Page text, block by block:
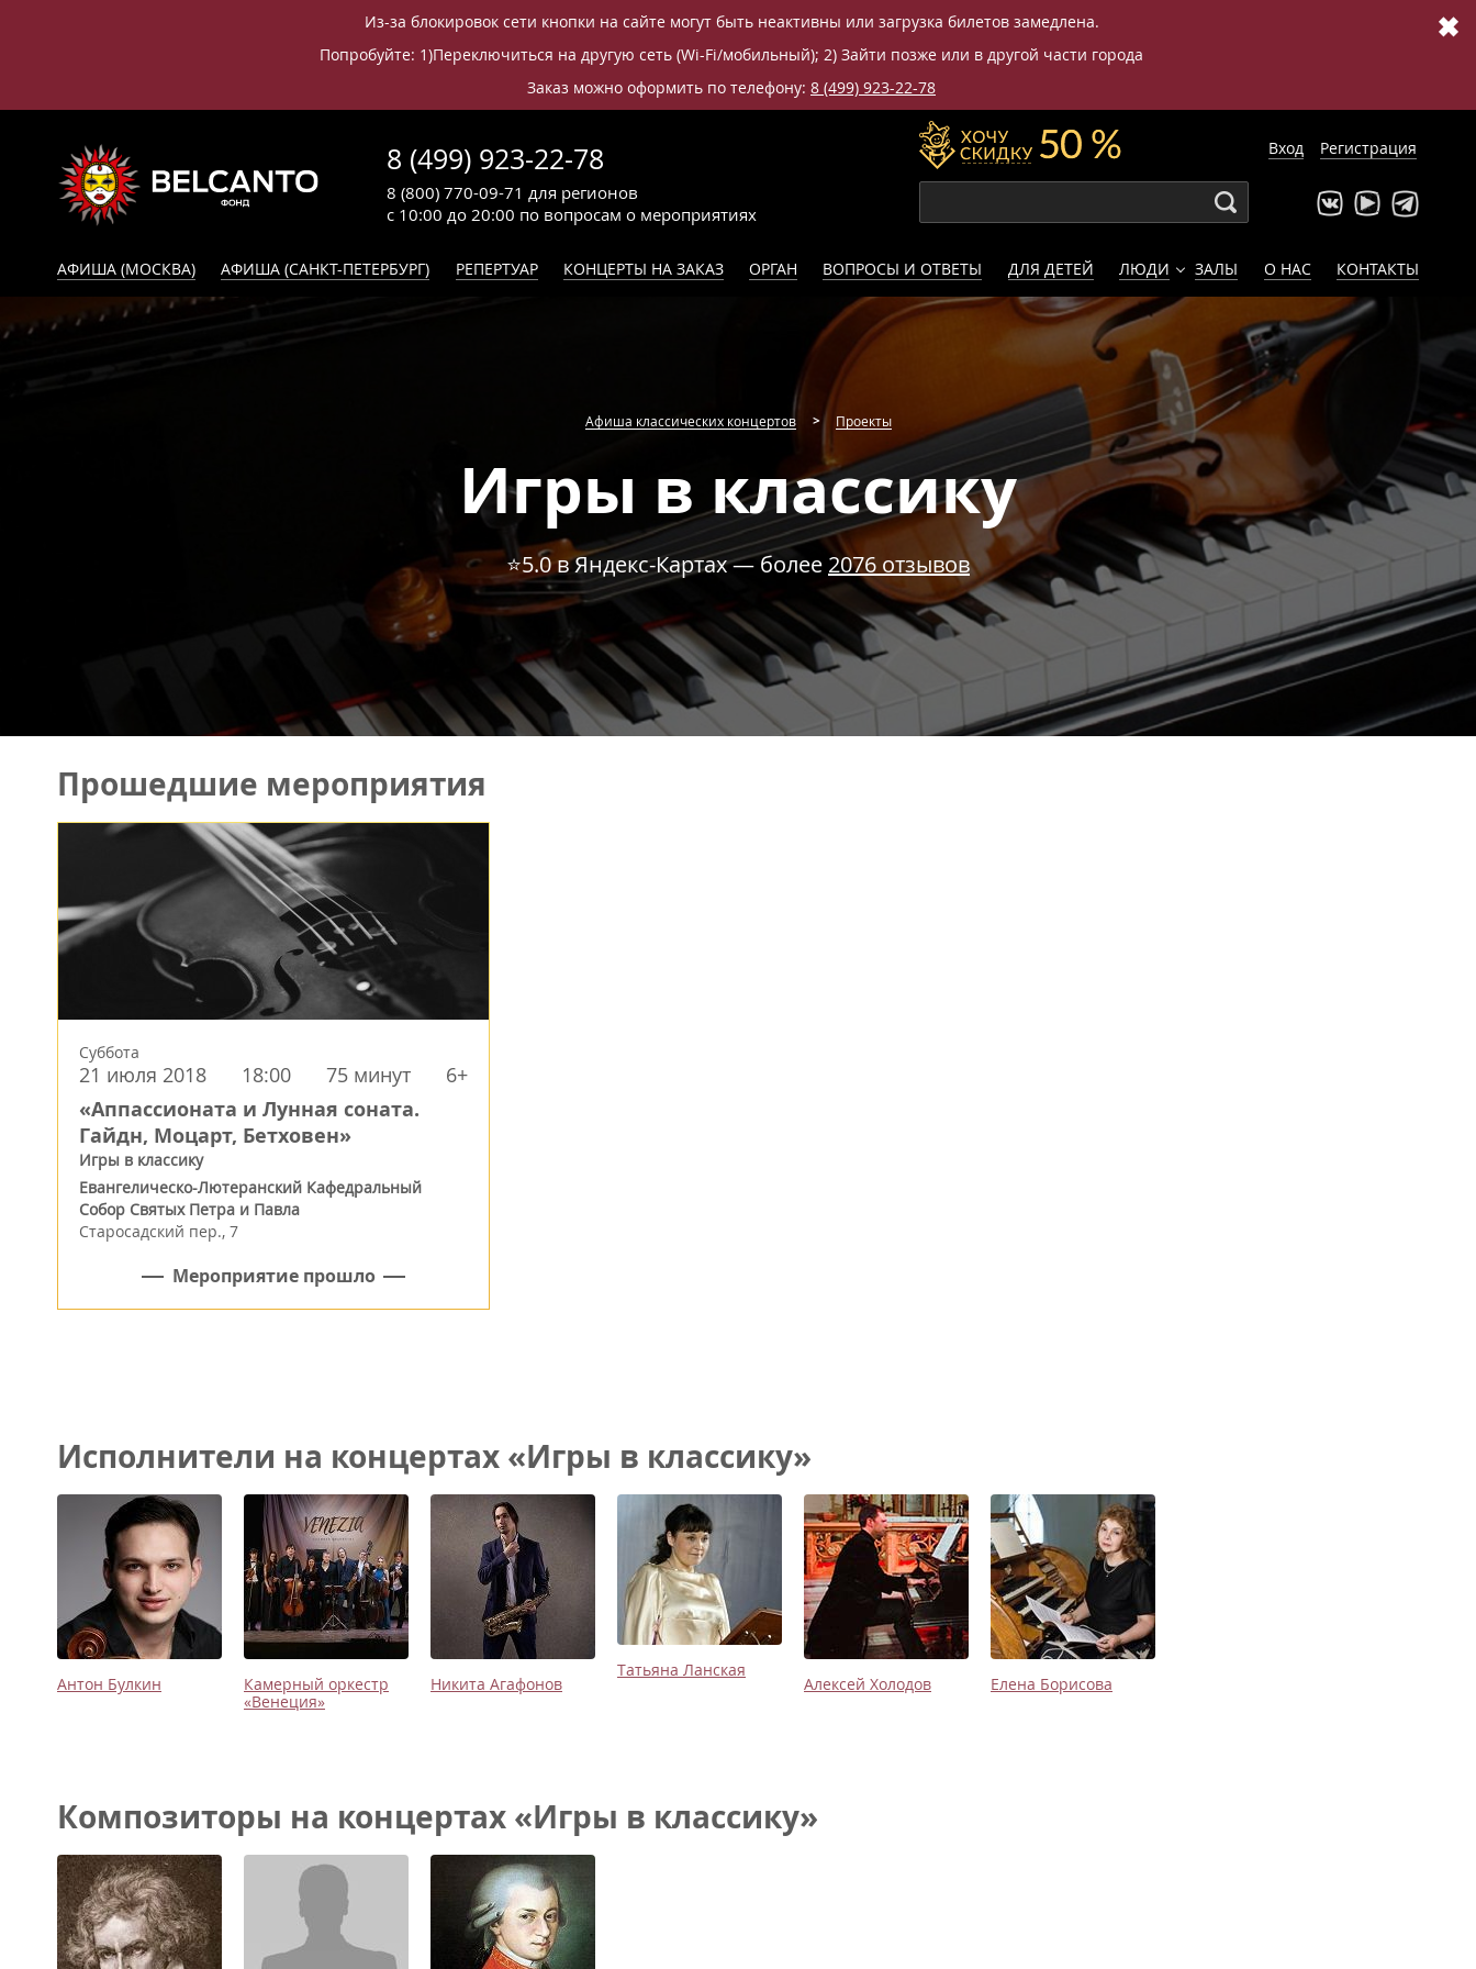
Из-за блокировок сети кнопки на сайте могут быть неактивны или загрузка билетов замедлена.
Попробуйте: 1)Переключиться на другую сеть (Wi-Fi/мобильный); 2) Зайти позже или в другой части города
Заказ можно оформить по телефону: 8 (499) 923-22-78
✖
8 (499) 923-22-78
с 10:00 до 20:00 по вопросам о мероприятиях
8 (800) 770-09-71 для регионов
Вход Регистрация
АФИША (МОСКВА) АФИША (САНКТ-ПЕТЕРБУРГ) РЕПЕРТУАР КОНЦЕРТЫ НА ЗАКАЗ ОРГАН ВОПРОСЫ И ОТВЕТЫ ДЛЯ ДЕТЕЙ ЛЮДИ ЗАЛЫ О НАС КОНТАКТЫ
Афиша классических концертов Проекты
Игры в классику
⭐5.0 в Яндекс-Картах — более 2076 отзывов
Прошедшие мероприятия
Суббота
21 июля 2018 18:00 75 минут 6+
«Аппассионата и Лунная соната.
Гайдн, Моцарт, Бетховен»
Игры в классику
Евангелическо-Лютеранский Кафедральный
Собор Святых Петра и Павла
Старосадский пер., 7
Мероприятие прошло
Исполнители на концертах «Игры в классику»
Антон Булкин
Камерный оркестр
«Венеция»
Никита Агафонов
Татьяна Ланская
Алексей Холодов Елена Борисова
Композиторы на концертах «Игры в классику»